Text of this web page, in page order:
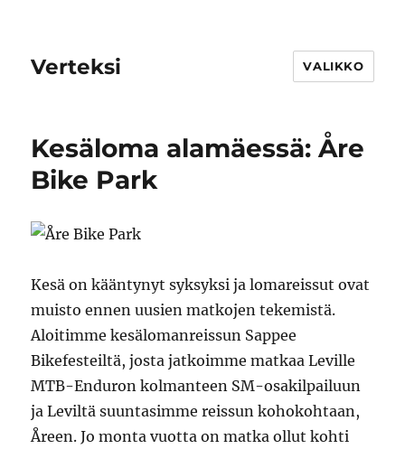
Verteksi VALIKKO
Kesäloma alamäessä: Åre
Bike Park
Kesä on kääntynyt syksyksi ja lomareissut ovat
muisto ennen uusien matkojen tekemistä.
Aloitimme kesälomanreissun Sappee
Bikefesteiltä, josta jatkoimme matkaa Leville
MTB-Enduron kolmanteen SM-osakilpailuun
ja Leviltä suuntasimme reissun kohokohtaan,
Åreen. Jo monta vuotta on matka ollut kohti